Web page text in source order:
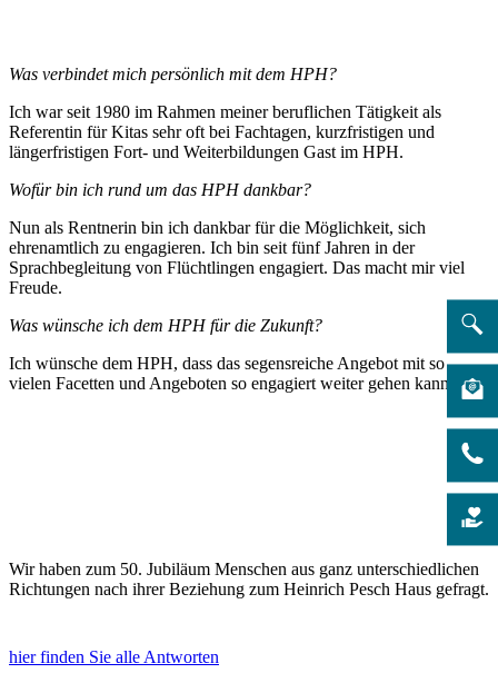
Was verbindet mich persönlich mit dem HPH?
Ich war seit 1980 im Rahmen meiner beruflichen Tätigkeit als
Referentin für Kitas sehr oft bei Fachtagen, kurzfristigen und
längerfristigen Fort- und Weiterbildungen Gast im HPH.
Wofür bin ich rund um das HPH dankbar?
Nun als Rentnerin bin ich dankbar für die Möglichkeit, sich
ehrenamtlich zu engagieren. Ich bin seit fünf Jahren in der
Sprachbegleitung von Flüchtlingen engagiert. Das macht mir viel
Freude.
Was wünsche ich dem HPH für die Zukunft?
Ich wünsche dem HPH, dass das segensreiche Angebot mit so
vielen Facetten und Angeboten so engagiert weiter gehen kann.
Wir haben zum 50. Jubiläum Menschen aus ganz unterschiedlichen
Richtungen nach ihrer Beziehung zum Heinrich Pesch Haus gefragt.
hier finden Sie alle Antworten